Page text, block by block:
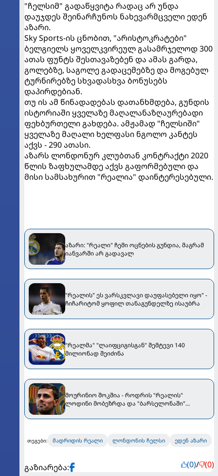
"ჩელსიმ" გადაწყვიტა რადაც არ უნდა
დაუჯდეს შეინარჩუნოს ნახევარმცველი ედენ
აზარი.
Sky Sports-ის ცნობით, "არისტოკრატები"
ბელგიელს ყოველკვირეულ გასამრჯელოდ 300
ათას ფუნტს შესთავაზებენ და ამას გარდა,
გოლებზე, საგოლე გადაცემებზე და მოგებულ
ტურნირებზე სხვადასხვა ბონუსებს
დაპირდებიან.
თუ ის ამ წინადადებას დათანხმდება, გუნდის
ისტორიაში ყველაზე მაღალანაზღაურებადი
ფეხბურთელი გახდება. ამჟამად "ჩელსიში"
ყველაზე მაღალი ხელფასი ნგოლო კანტეს
აქვს - 290 ათასი.
აზარს ლონდონურ კლუბთან კონტრაქტი 2020
წლის ზაფხულამდე აქვს გაფორმებული და
მისი სამსახურით "რეალია" დაინტერესებული.
აზარი: "რეალი" ჩემი ოცნების გუნდია, მაგრამ
იანვარში არ გადავალ
"რეალის" ეს ვარსკვლავი დაუფასებელი იყო" -
ჩიჩარიტომ ყოფილ თანაგუნდელზე ისაუბრა
"რეალმა" "ლაიფციგისგან" შემტევი 140
მილიონად შეიძინა
მოურინიო შოკშია - როდრის "რეალის"
ლოდინი მობეზრდა და "ბარსელონაში"
თეგები: მადრიდის რეალი ლონდონის ჩელსი ედენ აზარი
გაზიარება: (0)/ (0)